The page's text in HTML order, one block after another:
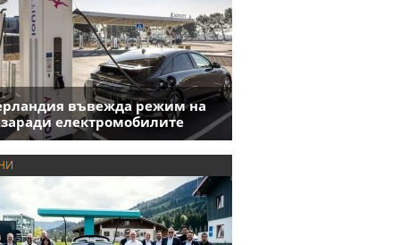
въвежда режим на
заради електромобилите